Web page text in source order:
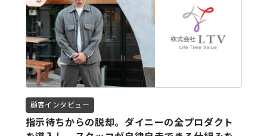
会社概要
採用情報
利用規約
クッキーポリシー
ダイニー経営管理
ダイニー勤怠 ダイニー顧客管理
タグ
#1~5店舗 #100店舗以上(FC含む)
#11~30店舗
#51~100店舗 #51~100店舗(FC含む)
顧客インタビュー
指示待ちからの脱却。ダイニーの全プロダクト